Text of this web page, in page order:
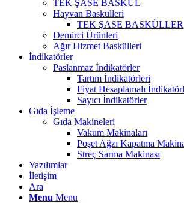
TEK ŞASE BASKÜL
Hayvan Baskülleri
TEK ŞASE BASKÜLLER
Demirci Ürünleri
Ağır Hizmet Baskülleri
İndikatörler
Paslanmaz İndikatörler
Tartım İndikatörleri
Fiyat Hesaplamalı
Sayıcı İndikatörler
Gıda İşleme
Gıda Makineleri
Vakum Makinaları
Poşet Ağzı Kapatma
Streç Sarma Makinası
Yazılımlar
İletişim
Ara
Menu Menu